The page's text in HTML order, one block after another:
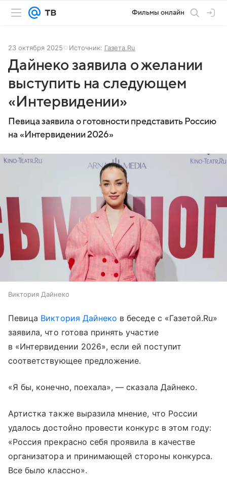
Фильмы онлайн
23 октября 2025 Источник: Газета.Ru
Дайнеко заявила о желании
выступить на следующем
«Интервидении»
Певица заявила о готовности представить Россию
на «Интервидении 2026»
Виктория Дайнеко
Певица Виктория Дайнеко в беседе с «Газетой.Ru»
заявила, что готова принять участие
в «Интервидении 2026», если ей поступит
соответствующее предложение.
«Я бы, конечно, поехала», — сказала Дайнеко.
Артистка также выразила мнение, что России
удалось достойно провести конкурс в этом году:
«Россия прекрасно себя проявила в качестве
организатора и принимающей стороны конкурса.
Все было классно».